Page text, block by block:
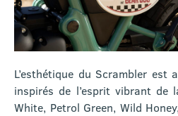
L’esthétique du Scrambler est
inspirés de l’esprit vibrant de
White, Petrol Green, Wild